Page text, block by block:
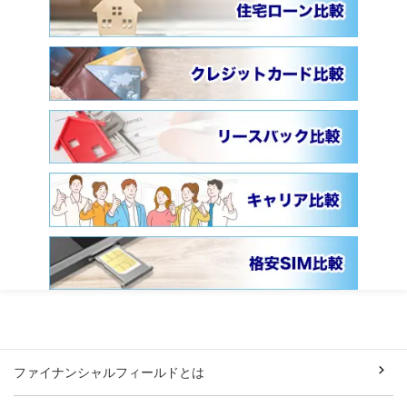
ファイナンシャルフィールドとは